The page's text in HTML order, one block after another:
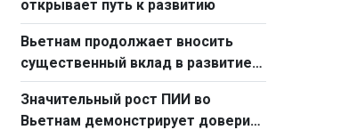
открывает путь к развитию
Вьетнам продолжает вносить
существенный вклад в развитие
АСЕАН
Значительный рост ПИИ во
Вьетнам демонстрирует доверие